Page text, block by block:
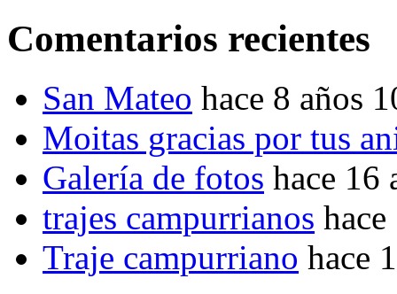
Comentarios recientes
San Mateo hace 8 años
Moitas gracias por tus
Galería de fotos hace 16
trajes campurrianos
Traje campurriano hace